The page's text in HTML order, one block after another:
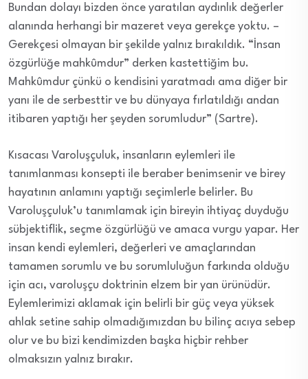
Bundan dolayı bizden önce yaratılan aydınlık değerler
alanında herhangi bir mazeret veya gerekçe yoktu. –
Gerekçesi olmayan bir şekilde yalnız bırakıldık. “İnsan
özgürlüğe mahkûmdur” derken kastettiğim bu.
Mahkûmdur çünkü o kendisini yaratmadı ama diğer bir
yanı ile de serbesttir ve bu dünyaya fırlatıldığı andan
itibaren yaptığı her şeyden sorumludur” (Sartre).
Kısacası Varoluşçuluk, insanların eylemleri ile
tanımlanması konsepti ile beraber benimsenir ve birey
hayatının anlamını yaptığı seçimlerle belirler. Bu
Varoluşçuluk’u tanımlamak için bireyin ihtiyaç duyduğu
sübjektiflik, seçme özgürlüğü ve amaca vurgu yapar. Her
insan kendi eylemleri, değerleri ve amaçlarından
tamamen sorumlu ve bu sorumluluğun farkında olduğu
için acı, varoluşçu doktrinin elzem bir yan ürünüdür.
Eylemlerimizi aklamak için belirli bir güç veya yüksek
ahlak setine sahip olmadığımızdan bu bilinç acıya sebep
olur ve bu bizi kendimizden başka hiçbir rehber
olmaksızın yalnız bırakır.